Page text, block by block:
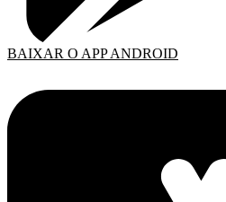
BAIXAR O APP ANDROID